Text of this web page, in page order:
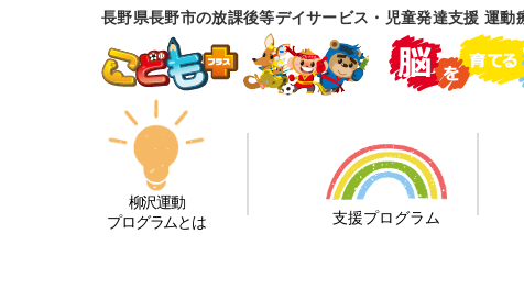
長野県長野市の放課後等デイサービス・児童発達支援 運動
柳沢運動
プログラムとは
支援プログラム